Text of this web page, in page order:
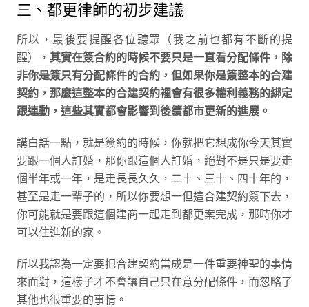
三、都更律師的初步建議
所以，最後要提醒各位聽眾（我之前也都有不斷的提
醒）， 其實在簽合約的時候不要只是一直看分配條件，除
非你是簽只有分配條件的合約，但如果你是簽整本的合建
契約，那麼這整本的合建契約裡會有很多權利義務的綁定
跟連動，這些其實都會影響到後續都市更新的進展。
講白話一點，就是簽約的時候，你就把它想成你今天其實
要跟一個人訂婚，那你跟這個人訂婚，絕對不是只是要走
個半年或一年，是走長長久久，二十、三十、四十年的，
甚至是走一輩子的，所以你要想一但這合建契約簽下去，
你可能就是要跟這個建商一起走到都更案完成，那時你才
可以住進新的家。
所以我認為一定要把合建契約當成是一件重要神聖的事情
來面對，這樣子才不會讓自己只在意分配條件，而忽略了
其他也很重要的事情。